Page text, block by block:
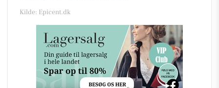
Kilde: Epicent.dk